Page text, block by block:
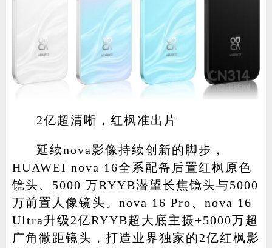
2亿超清晰，红枫准出片
延续nova影像持续创新的脚步，
HUAWEI nova 16全系配备后置红枫原色
镜头、5000 万RYYB潜望长焦镜头与5000
万前置人像镜头。nova 16 Pro、nova 16
Ultra升级2亿RYYB超大底主摄+5000万超
广角微距镜头，打造业界独家的2亿红枫影